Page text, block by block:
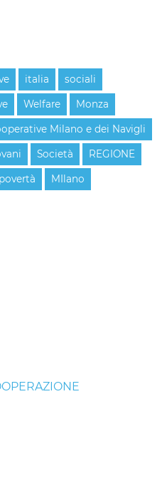
italia sociali
Welfare Monza
Milano e dei Navigli
Società REGIONE
povertà MIlano